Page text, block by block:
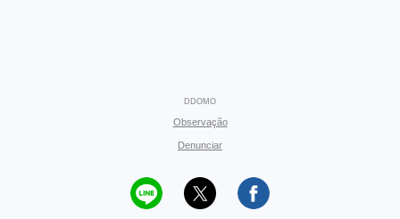
DDOMO
Observação
Denunciar